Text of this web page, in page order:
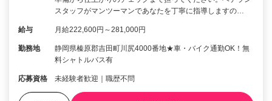
スタッフがマンツーマンであなたを丁寧に指導しますの…
給与 月給222,600円～281,000円
勤務地
静岡県榛原郡吉田町川尻4000番地★車・バイク通勤OK！無
料シャトルバス有
応募資格 未経験者歓迎｜職歴不問